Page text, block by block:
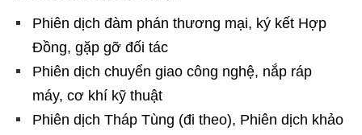
Phiên dịch đàm phán thương mại, ký kết Hợp
Đồng, gặp gỡ đối tác
Phiên dịch chuyển giao công nghệ, nắp ráp
máy, cơ khí kỹ thuật
Phiên dịch Tháp Tùng (đi theo), Phiên dịch khảo